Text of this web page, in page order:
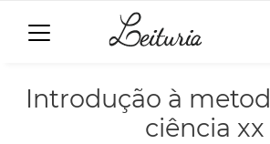
Introdução à
ciência xx